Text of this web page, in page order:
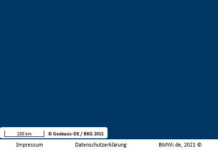
Impressum Datenschutzerklärung BMWi.de, 2021 ©
100 km © Geobasis-DE / BKG 2015